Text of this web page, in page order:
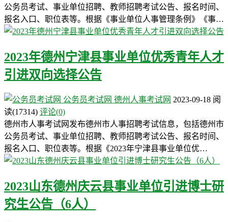
公务员考试、事业单位招聘、教师招聘考试公告、报名时间、
报名入口、职位表等。根据《事业单位人事管理条例》《事…
2023年德州宁津县事业单位优秀青年人才
引进双向选择公告
公务员考试网 德州人事考试网 2023-09-18 阅
读(17314) 评论(0)
德州市人事考试网发布德州市人事招聘考试信息，包括德州市
公务员考试、事业单位招聘、教师招聘考试公告、报名时间、
报名入口、职位表等。根据《2023年宁津县事业单位优…
2023山东德州庆云县事业单位引进博士研
究生公告（6人）